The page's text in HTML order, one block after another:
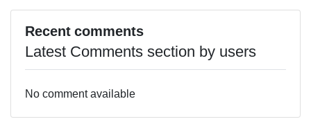
Recent comments
Latest Comments section by users
No comment available